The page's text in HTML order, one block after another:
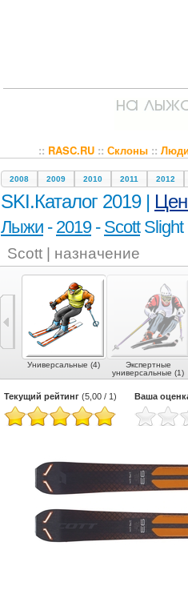
:: RASC.RU:: Склоны::
2008 2009 2010 2011 2012
SKI.Каталог 2019 |
Лыжи - 2019- ScottSlight
Scott | назначение
Универсальные (4)
Экспертные
универсальные (1)
Текущий рейтинг (5,00 / 1) Ваша